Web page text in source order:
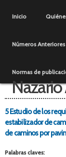
Menú
Inicio
Números Anteriores
Normas de
5 Estudio de los
estabilizador de
de caminos por
Palabras claves: